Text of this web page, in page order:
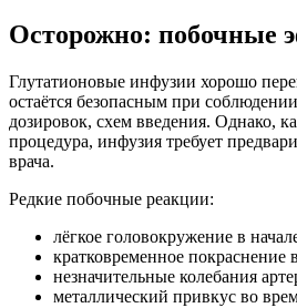
Осторожно: побочные
Глутатионовые инфузии хорошо
остаётся безопасным при
дозировок, схем введения. Однако,
процедура, инфузия требует
врача.
Редкие побочные реакции:
лёгкое головокружение в
кратковременное покраснение
незначительные колебания
металлический привкус во